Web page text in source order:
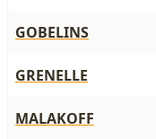
GOBELINS
GRENELLE
MALAKOFF